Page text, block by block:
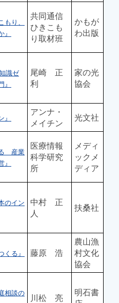
り、
共同通信
ひきこも
り取材班
かもが
わ出版
識ゼ
尾崎 正
利
家の光
協会
アンナ・
メイチン
光文社
る 産業
医療情報
科学研究
所
メディ
ックメ
ディア
のイン
中村 正
人
扶桑社
くる』 藤原 浩
農山漁
村文化
協会
相談の
川松 亮
明石書